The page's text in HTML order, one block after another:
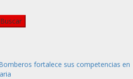
fortalece sus competencias en